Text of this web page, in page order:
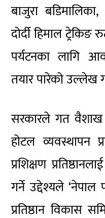
बाजुरा
दोर्दी हिमाल ट्रेकिङ
पर्यटनका लागि
तयार पारेको उल्लेख
सरकारले गत वैशाख
होटल व्यवस्थापन
प्रशिक्षण
गर्ने उद्देश्यले ‘नेपाल
प्रतिष्ठान विकास